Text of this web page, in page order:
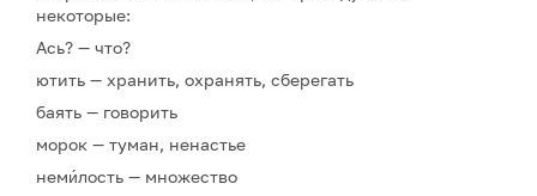
некоторые:
Ась? — что?
ютить — хранить, охранять, сберегать
баять — говорить
морок — туман, ненастье
неми́лость — множество